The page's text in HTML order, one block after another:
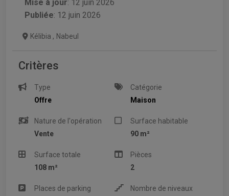
Mise à jour: 12 juin 2026
Publiée: 12 juin 2026
Kélibia , Nabeul
Critères
Type
Offre
Catégorie
Maison
Nature de l'opération
Vente
Surface habitable
90 m²
Surface totale
108 m²
Pièces
2
Places de parking
Nombre de niveaux